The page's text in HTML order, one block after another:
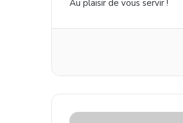
Au plaisir de vous servir !